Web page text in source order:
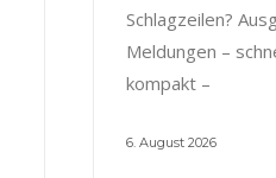
Schlagzeilen?
Meldungen –
kompakt –
6. August 2026